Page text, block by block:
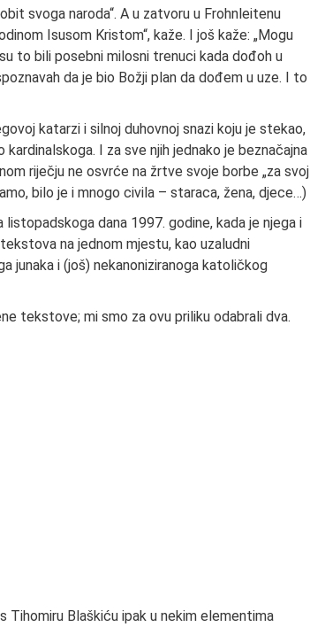
svoga naroda“. A u zatvoru u Frohnleitenu
Isusom Kristom“, kaže. I još kaže: „Mogu
to bili posebni milosni trenuci kada dođoh u
da je bio Božji plan da dođem u uze. I to
katarzi i silnoj duhovnoj snazi koju je stekao,
I za sve njih jednako je beznačajna
riječju ne osvrće na žrtve svoje borbe „za svoj
bilo je i mnogo civila – staraca, žena, djece…)
dana 1997. godine, kada je njega i
na jednom mjestu, kao uzaludni
junaka i (još) nekanoniziranoga katoličkog
tekstove; mi smo za ovu priliku odabrali dva.
Tihomiru Blaškiću ipak u nekim elementima